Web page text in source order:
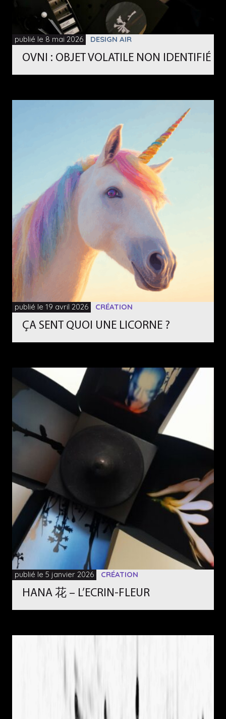
publié le 8 mai 2026 DESIGN AIR
OVNI : OBJET VOLATILE NON IDENTIFIÉ
publié le 19 avril 2026 CRÉATION
ÇA SENT QUOI UNE LICORNE ?
publié le 5 janvier 2026 CRÉATION
HANA 花 – L’ECRIN-FLEUR